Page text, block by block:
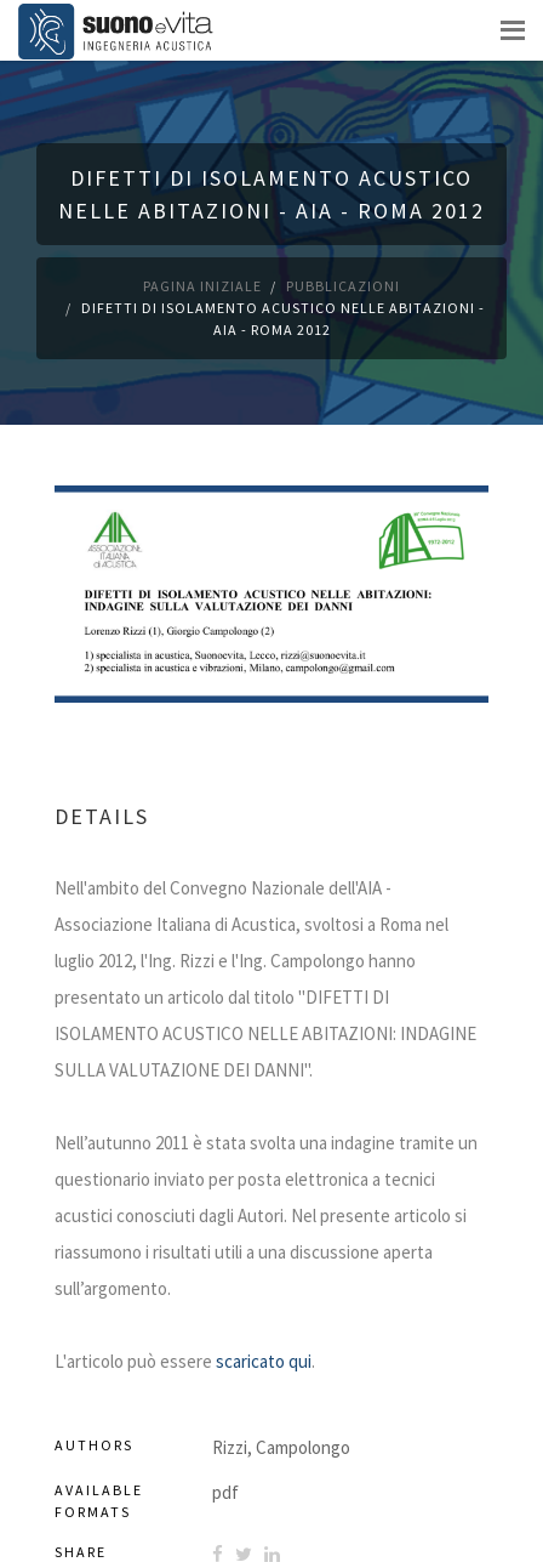
DIFETTI DI ISOLAMENTO ACUSTICO
NELLE ABITAZIONI - AIA - ROMA 2012
PAGINA INIZIALE
PUBBLICAZIONI
DIFETTI DI ISOLAMENTO ACUSTICO NELLE ABITAZIONI -
AIA - ROMA 2012
DETAILS
Nell'ambito del Convegno Nazionale dell'AIA -
Associazione Italiana di Acustica, svoltosi a Roma nel
luglio 2012, l'Ing. Rizzi e l'Ing. Campolongo hanno
presentato un articolo dal titolo "DIFETTI DI
ISOLAMENTO ACUSTICO NELLE ABITAZIONI: INDAGINE
SULLA VALUTAZIONE DEI DANNI".
Nell’autunno 2011 è stata svolta una indagine tramite un
questionario inviato per posta elettronica a tecnici
acustici conosciuti dagli Autori. Nel presente articolo si
riassumono i risultati utili a una discussione aperta
sull’argomento.
L'articolo può essere scaricato qui.
AUTHORS Rizzi, Campolongo
AVAILABLE
FORMATS
pdf
SHARE